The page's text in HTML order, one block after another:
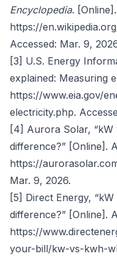
Encyclopedia.
https://
Accessed: Mar. 9,
[3] U.S. Energy
explained: Measuring
https://www.eia.gov/
electricity.php.
[4] Aurora Solar, “kW
difference?” [Online].
https://
Mar. 9, 2026.
[5] Direct Energy, “kW
difference?” [Online].
https://
your-bill/kw-vs-kwh-